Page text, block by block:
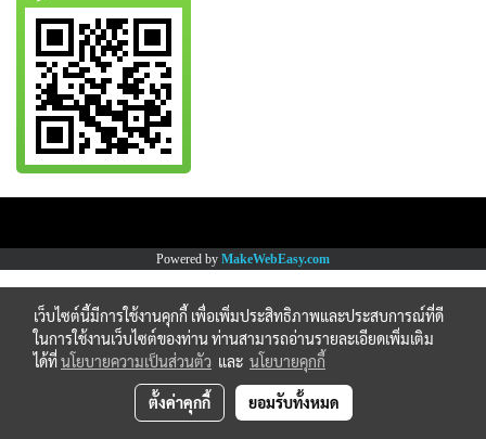
Powered by MakeWebEasy.com
เว็บไซต์นี้มีการใช้งานคุกกี้ เพื่อเพิ่มประสิทธิภาพและประสบการณ์ที่ดี
ในการใช้งานเว็บไซต์ของท่าน ท่านสามารถอ่านรายละเอียดเพิ่มเติม
ได้ที่นโยบายความเป็นส่วนตัว และ นโยบายคุกกี้
ตั้งค่าคุกกี้ ยอมรับทั้งหมด